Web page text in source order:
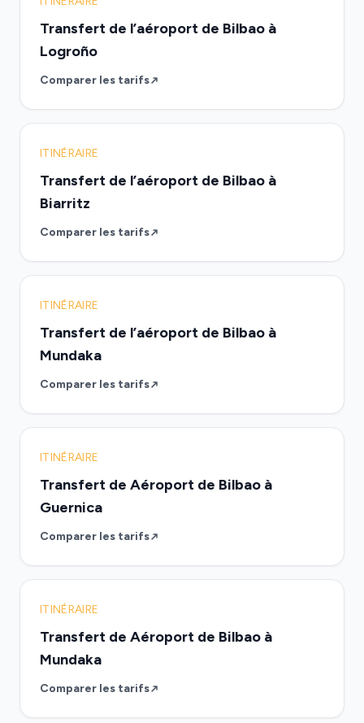
Transfert de l’aéroport de Bilbao à
Logroño
Comparer les tarifs
ITINÉRAIRE
Transfert de l’aéroport de Bilbao à
Biarritz
Comparer les tarifs
ITINÉRAIRE
Transfert de l’aéroport de Bilbao à
Mundaka
Comparer les tarifs
ITINÉRAIRE
Transfert de Aéroport de Bilbao à
Guernica
Comparer les tarifs
ITINÉRAIRE
Transfert de Aéroport de Bilbao à
Mundaka
Comparer les tarifs